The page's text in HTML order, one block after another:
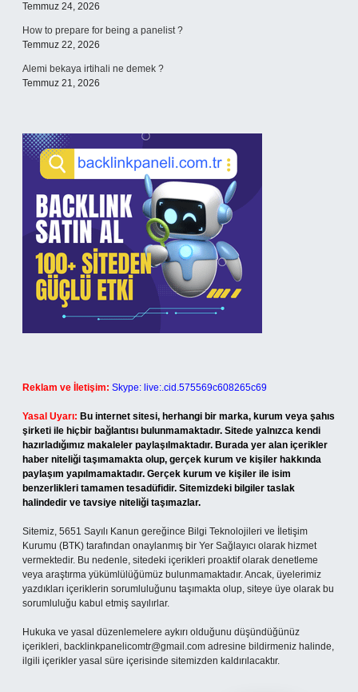
Temmuz 24, 2026
How to prepare for being a panelist ?
Temmuz 22, 2026
Alemi bekaya irtihali ne demek ?
Temmuz 21, 2026
Reklam ve İletişim: Skype: live:.cid.575569c608265c69
Yasal Uyarı: Bu internet sitesi, herhangi bir marka, kurum veya şahıs
şirketi ile hiçbir bağlantısı bulunmamaktadır. Sitede yalnızca kendi
hazırladığımız makaleler paylaşılmaktadır. Burada yer alan içerikler
haber niteliği taşımamakta olup, gerçek kurum ve kişiler hakkında
paylaşım yapılmamaktadır. Gerçek kurum ve kişiler ile isim
benzerlikleri tamamen tesadüfidir. Sitemizdeki bilgiler taslak
halindedir ve tavsiye niteliği taşımazlar.
Sitemiz, 5651 Sayılı Kanun gereğince Bilgi Teknolojileri ve İletişim
Kurumu (BTK) tarafından onaylanmış bir Yer Sağlayıcı olarak hizmet
vermektedir. Bu nedenle, sitedeki içerikleri proaktif olarak denetleme
veya araştırma yükümlülüğümüz bulunmamaktadır. Ancak, üyelerimiz
yazdıkları içeriklerin sorumluluğunu taşımakta olup, siteye üye olarak bu
sorumluluğu kabul etmiş sayılırlar.
Hukuka ve yasal düzenlemelere aykırı olduğunu düşündüğünüz
içerikleri, backlinkpanelicomtr@gmail.com adresine bildirmeniz halinde,
ilgili içerikler yasal süre içerisinde sitemizden kaldırılacaktır.